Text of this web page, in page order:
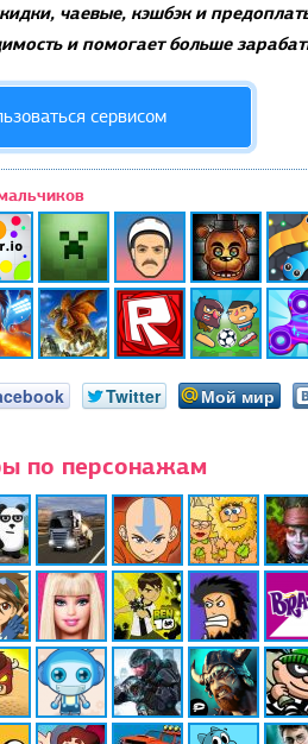
чаевые, кэшбэк и
и помогает больше
сервисом
Twitter Мой мир
по персонажам